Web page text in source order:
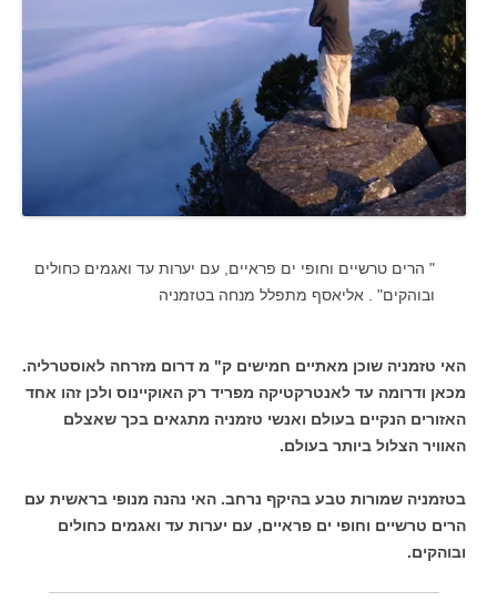
" הרים טרשיים וחופי ים פראיים, עם יערות עד ואגמים כחולים
ובוהקים" . אליאסף מתפלל מנחה בטזמניה
האי טזמניה שוכן מאתיים חמישים ק" מ דרום מזרחה לאוסטרליה.
מכאן ודרומה עד לאנטרקטיקה מפריד רק האוקיינוס ולכן זהו אחד
האזורים הנקיים בעולם ואנשי טזמניה מתגאים בכך שאצלם
האוויר הצלול ביותר בעולם.
בטזמניה שמורות טבע בהיקף נרחב. האי נהנה מנופי בראשית עם
הרים טרשיים וחופי ים פראיים, עם יערות עד ואגמים כחולים
ובוהקים.